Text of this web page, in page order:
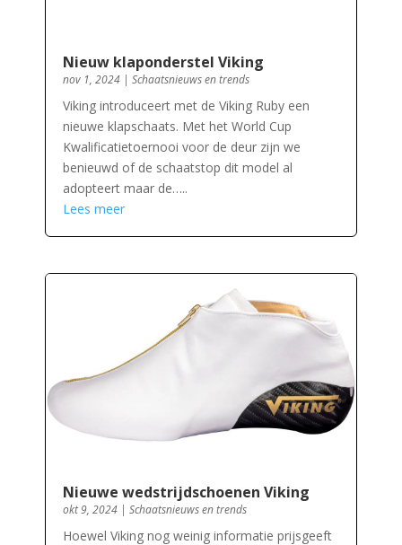
Nieuw klaponderstel Viking
nov 1, 2024| Schaatsnieuws en trends
Viking introduceert met de Viking Ruby een
nieuwe klapschaats. Met het World Cup
Kwalificatietoernooi voor de deur zijn we
benieuwd of de schaatstop dit model al
adopteert maar de…..
Lees meer
Nieuwe wedstrijdschoenen Viking
okt 9, 2024| Schaatsnieuws en trends
Hoewel Viking nog weinig informatie prijsgeeft